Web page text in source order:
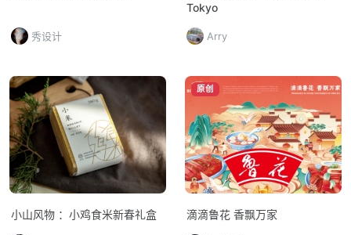
秀设计
Tokyo
Arry
小山风物 ：小鸡食米新春礼盒
原创
滴滴鲁花 香飘万家